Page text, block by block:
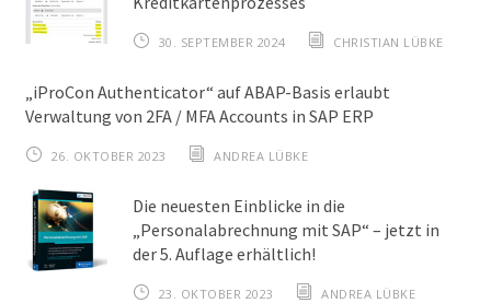
30. SEPTEMBER 2024 CHRISTIAN LÜBKE
„iProCon Authenticator“ auf ABAP-Basis erlaubt
Verwaltung von 2FA / MFA Accounts in SAP ERP
26. OKTOBER 2023 ANDREA LÜBKE
Die neuesten Einblicke in die
„Personalabrechnung mit SAP“ – jetzt in
der 5. Auflage erhältlich!
23. OKTOBER 2023 ANDREA LÜBKE